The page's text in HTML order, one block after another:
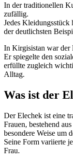
In der traditionellen
zufällig.
Jedes Kleidungsstück
der deutlichsten
In Kirgisistan war der
Er spiegelte den
erfüllte zugleich
Alltag.
Was ist der
Der Elechek ist eine
Frauen, bestehend
besondere Weise um
Seine Form variierte
Frau.